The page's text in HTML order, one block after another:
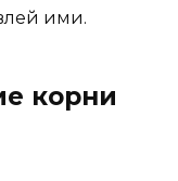
ими.
корни